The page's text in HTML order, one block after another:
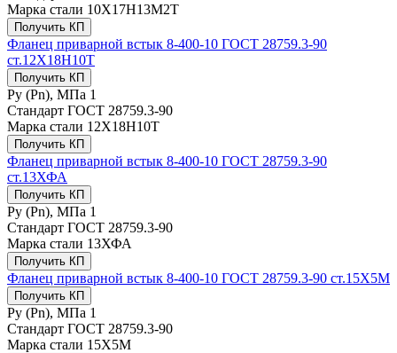
Марка стали 10Х17Н13М2Т
Получить КП
Фланец приварной встык 8-400-10 ГОСТ 28759.3-90
ст.12Х18Н10Т
Получить КП
Ру (Рn), МПа 1
Стандарт ГОСТ 28759.3-90
Марка стали 12Х18Н10Т
Получить КП
Фланец приварной встык 8-400-10 ГОСТ 28759.3-90
ст.13ХФА
Получить КП
Ру (Рn), МПа 1
Стандарт ГОСТ 28759.3-90
Марка стали 13ХФА
Получить КП
Фланец приварной встык 8-400-10 ГОСТ 28759.3-90 ст.15Х5М
Получить КП
Ру (Рn), МПа 1
Стандарт ГОСТ 28759.3-90
Марка стали 15Х5М